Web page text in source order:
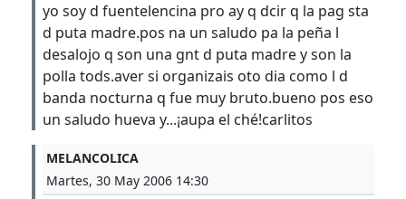
yo soy d fuentelencina pro ay q dcir q la pag sta
d puta madre.pos na un saludo pa la peña l
desalojo q son una gnt d puta madre y son la
polla tods.aver si organizais oto dia como l d
banda nocturna q fue muy bruto.bueno pos eso
un saludo hueva y...¡aupa el ché!carlitos
MELANCOLICA
Martes, 30 May 2006 14:30